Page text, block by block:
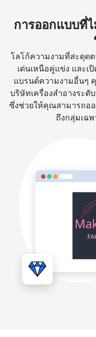
การออกแบบที่
โลโก้ความงามที่สะดุด
เด่นเหนือคู่แข่ง และ
แบรนด์ความงามอื่นๆ
บริษัทเครื่องสำอางระ
ซึ่งช่วยให้คุณสามารถอ
ถึงกลุ่มเฉ